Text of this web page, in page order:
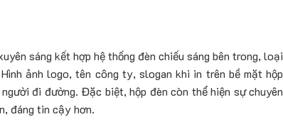
sáng kết hợp hệ thống đèn chiếu sáng bên trong, loại
ảnh logo, tên công ty, slogan khi in trên bề mặt hộp
đi đường. Đặc biệt, hộp đèn còn thể hiện sự chuyên
đáng tin cậy hơn.